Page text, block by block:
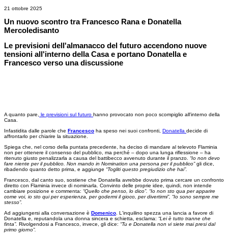
21 ottobre 2025
Un nuovo scontro tra Francesco Rana e Donatella
Mercoledisanto
Le previsioni dell'almanacco del futuro accendono nuove
tensioni all'interno della Casa e portano Donatella e
Francesco verso una discussione
A quanto pare, le previsioni sul futuro hanno provocato non poco scompiglio all'interno della
Casa.
Infastidita dalle parole che Francesco ha speso nei suoi confronti, Donatella decide di
affrontarlo per chiarire la situazione.
Spiega che, nel corso della puntata precedente, ha deciso di mandare al televoto Flaminia
non per ottenere il consenso del pubblico, ma perché – dopo una lunga riflessione – ha
ritenuto giusto penalizzarla a causa del battibecco avvenuto durante il pranzo. “Io non devo
fare niente per il pubblico. Non mando in Nomination una persona per il pubblico”gli dice,
ribadendo quanto detto prima, e aggiunge “Togliti questo pregiudizio che hai”.
Francesco, dal canto suo, sostiene che Donatella avrebbe dovuto prima cercare un confronto
diretto con Flaminia invece di nominarla. Convinto delle proprie idee, quindi, non intende
cambiare posizione e commenta: “Quello che penso, lo dico”. “Io non sto qua per apparire
come voi, io sto qui per esperienza, per godermi il gioco, per divertirmi”, “Io sono sempre me
stesso”.
Ad aggiungersi alla conversazione è Domenico. L'inquilino spezza una lancia a favore di
Donatella e, reputandola una donna sincera e schietta, esclama: “Lei è tutto tranne che
finta”. Rivolgendosi a Francesco, invece, gli dice: “Tu e Donatella non vi siete mai presi dal
primo giorno”.